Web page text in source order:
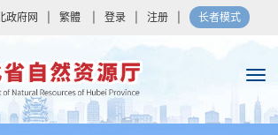
政府网 繁體 登录 注册 长者模式